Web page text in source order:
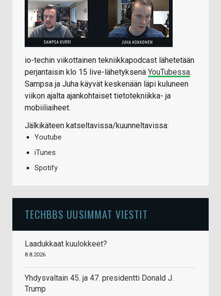
io-techin viikottainen tekniikkapodcast lähetetään
perjantaisin klo 15 live-lähetyksenä YouTubessa.
Sampsa ja Juha käyvät keskenään läpi kuluneen
viikon ajalta ajankohtaiset tietotekniikka- ja
mobiiliaiheet.
Jälkikäteen katseltavissa/kuunneltavissa:
Youtube
iTunes
Spotify
TECHBBS UUSIMMAT VIESTIT
Laadukkaat kuulokkeet?
8.8.2026
Yhdysvaltain 45. ja 47. presidentti Donald J.
Trump